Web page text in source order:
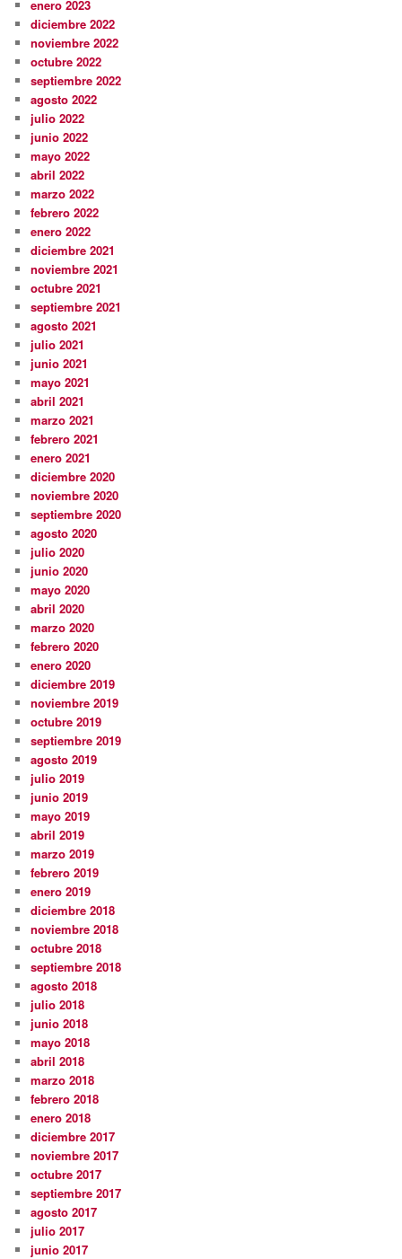
enero 2023
diciembre 2022
noviembre 2022
octubre 2022
septiembre 2022
agosto 2022
julio 2022
junio 2022
mayo 2022
abril 2022
marzo 2022
febrero 2022
enero 2022
diciembre 2021
noviembre 2021
octubre 2021
septiembre 2021
agosto 2021
julio 2021
junio 2021
mayo 2021
abril 2021
marzo 2021
febrero 2021
enero 2021
diciembre 2020
noviembre 2020
septiembre 2020
agosto 2020
julio 2020
junio 2020
mayo 2020
abril 2020
marzo 2020
febrero 2020
enero 2020
diciembre 2019
noviembre 2019
octubre 2019
septiembre 2019
agosto 2019
julio 2019
junio 2019
mayo 2019
abril 2019
marzo 2019
febrero 2019
enero 2019
diciembre 2018
noviembre 2018
octubre 2018
septiembre 2018
agosto 2018
julio 2018
junio 2018
mayo 2018
abril 2018
marzo 2018
febrero 2018
enero 2018
diciembre 2017
noviembre 2017
octubre 2017
septiembre 2017
agosto 2017
julio 2017
junio 2017